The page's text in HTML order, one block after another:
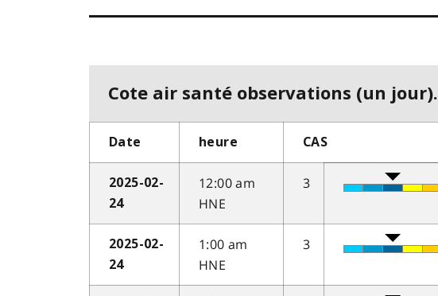
Cote air santé observations (un jour).
Date heure CAS
2025-02-
24
12:00 am
HNE
3
2025-02-
24
1:00 am
HNE
3